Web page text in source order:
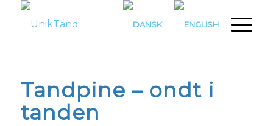
Tandpine – ondt i
tanden